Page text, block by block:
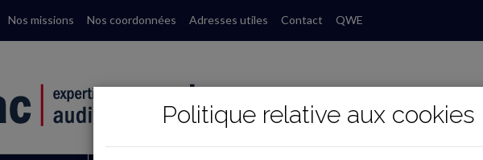
Nos missions Nos coordonnées Adresses utiles Contact QWE
Politique relative aux cookies